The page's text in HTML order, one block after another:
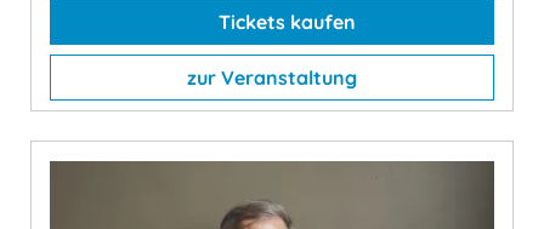
Tickets kaufen
zur Veranstaltung